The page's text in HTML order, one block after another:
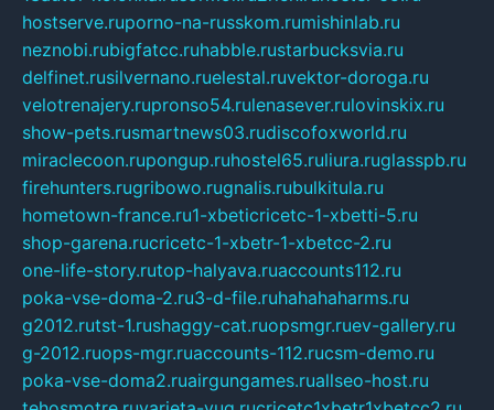
hostserve.ruporno-na-russkom.rumishinlab.ru
neznobi.rubigfatcc.ruhabble.rustarbucksvia.ru
delfinet.rusilvernano.ruelestal.ruvektor-doroga.ru
velotrenajery.rupronso54.rulenasever.rulovinskix.ru
show-pets.rusmartnews03.rudiscofoxworld.ru
miraclecoon.rupongup.ruhostel65.ruliura.ruglasspb.ru
firehunters.rugribowo.rugnalis.rubulkitula.ru
hometown-france.ru1-xbeticricetc-1-xbetti-5.ru
shop-garena.rucricetc-1-xbetr-1-xbetcc-2.ru
one-life-story.rutop-halyava.ruaccounts112.ru
poka-vse-doma-2.ru3-d-file.ruhahahaharms.ru
g2012.rutst-1.rushaggy-cat.ruopsmgr.ruev-gallery.ru
g-2012.ruops-mgr.ruaccounts-112.rucsm-demo.ru
poka-vse-doma2.ruairgungames.ruallseo-host.ru